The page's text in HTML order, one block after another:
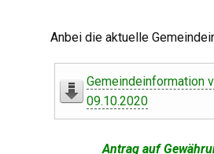
Anbei die aktuelle
Gemeindeinformation
09.10.2020
Antrag auf